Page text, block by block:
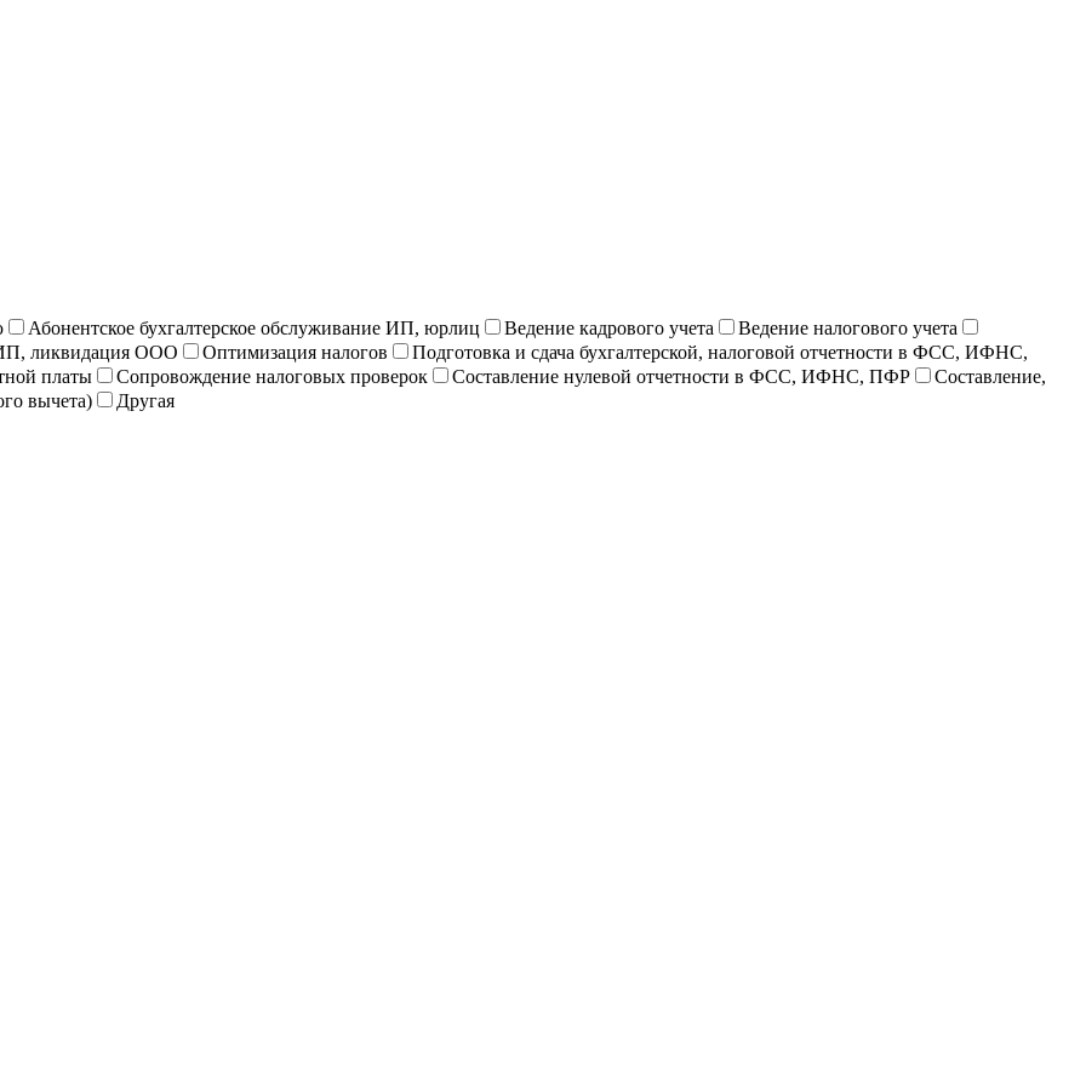
Абонентское бухгалтерское обслуживание ИП, юрлиц Ведение кадрового учета
Ведение налогового учета
ликвидация ООО Оптимизация налогов
Подготовка и сдача бухгалтерской, налоговой отчетности в ФСС, ИФНС,
платы Сопровождение налоговых проверок Составление нулевой отчетности в ФСС, ИФНС, ПФР
Составление,
вычета)
Другая